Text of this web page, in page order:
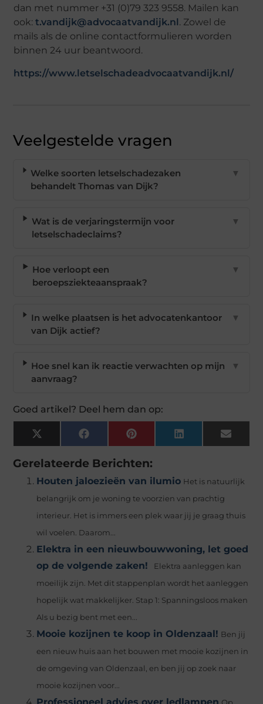
dan met nummer +31 (0)79 323 9558. Mailen kan
ook:t.vandijk@advocaatvandijk.nl. Zowel de
mails als de online contactformulieren worden
binnen 24 uur beantwoord.
https://www.letselschadeadvocaatvandijk.nl/
Veelgestelde vragen
Welke soorten letselschadezaken
behandelt Thomas van Dijk?
▼
Wat is de verjaringstermijn voor
letselschadeclaims?
▼
Hoe verloopt een
beroepsziekteaanspraak?
▼
In welke plaatsen is het advocatenkantoor
van Dijk actief?
▼
Hoe snel kan ik reactie verwachten op mijn
aanvraag?
▼
Goed artikel? Deel hem dan op:
X
(Twitter)
FacebookPinterest LinkedIn Email
Gerelateerde Berichten:
Houten jaloezieën van ilumio Het is natuurlijk
belangrijk om je woning te voorzien van prachtig
interieur. Het is immers een plek waar jij je graag thuis
wil voelen. Daarom...
Elektra in een nieuwbouwwoning, let goed
op de volgende zaken!
Elektra aanleggen kan
moeilijk zijn. Met dit stappenplan wordt het aanleggen
hopelijk wat makkelijker. Stap 1: Spanningsloos maken
Als u bezig bent met een...
Mooie kozijnen te koop in Oldenzaal! Ben jij
een nieuw huis aan het bouwen met mooie kozijnen in
de omgeving van Oldenzaal, en ben jij op zoek naar
mooie kozijnen voor...